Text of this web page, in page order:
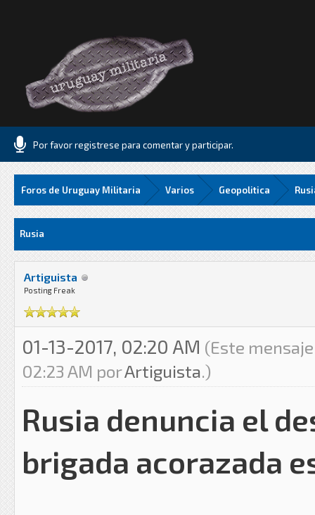
Por favor registrese para comentar y participar.
Foros de Uruguay Militaria Varios Geopolitica
Rusia
Artiguista
Posting Freak
01-13-2017, 02:20 AM (Este
02:23 AM porArtiguista.)
Rusia denuncia el
brigada acorazada